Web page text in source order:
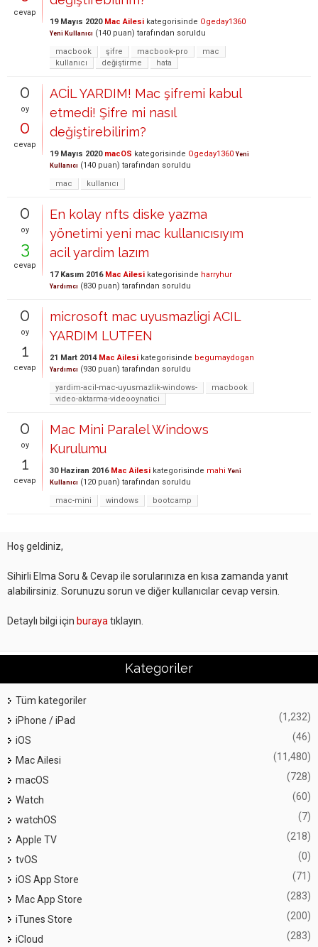
cevap
19 Mayıs 2020 Mac Ailesi kategorisinde Ogeday1360
Yeni Kullanıcı (140 puan) tarafından soruldu
macbook
şifre macbook-pro
mac
kullanıcı
değiştirme hata
0
oy
0
cevap
ACİL YARDIM! Mac şifremi kabul
etmedi! Şifre mi nasıl
değiştirebilirim?
19 Mayıs 2020 macOS kategorisinde Ogeday1360 Yeni
Kullanıcı (140 puan) tarafından soruldu
mac
kullanıcı
0
oy
3
cevap
En kolay nfts diske yazma
yönetimi yeni mac kullanıcısıyım
acil yardim lazım
17 Kasım 2016 Mac Ailesi kategorisinde harryhur
Yardımcı (830 puan) tarafından soruldu
0
oy
1
cevap
microsoft mac uyusmazligi ACIL
YARDIM LUTFEN
21 Mart 2014 Mac Ailesi kategorisinde begumaydogan
Yardımcı (930 puan) tarafından soruldu
yardim-acil-mac-uyusmazlik-windows-
macbook
video-aktarma-videooynatici
0
oy
1
cevap
Mac Mini Paralel Windows
Kurulumu
30 Haziran 2016 Mac Ailesi kategorisinde mahi Yeni
Kullanıcı (120 puan) tarafından soruldu
mac-mini
windows bootcamp
Hoş geldiniz,
Sihirli Elma Soru & Cevap ile sorularınıza en kısa zamanda yanıt
alabilirsiniz. Sorunuzu sorun ve diğer kullanıcılar cevap versin.
Detaylı bilgi için buraya tıklayın.
Kategoriler
Tüm kategoriler
iPhone / iPad
(1,232)
iOS (46)
Mac Ailesi (11,480)
macOS (728)
Watch (60)
watchOS (7)
Apple TV (218)
tvOS (0)
iOS App Store (71)
Mac App Store (283)
iTunes Store (200)
iCloud (283)